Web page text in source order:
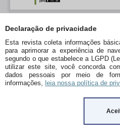
Declaração de privacidade
Esta revista coleta informações
para aprimorar a experiência de
segundo o que estabelece a LGPD
utilizar este site, você concorda
dados pessoais por meio de
informações, leia nossa política de